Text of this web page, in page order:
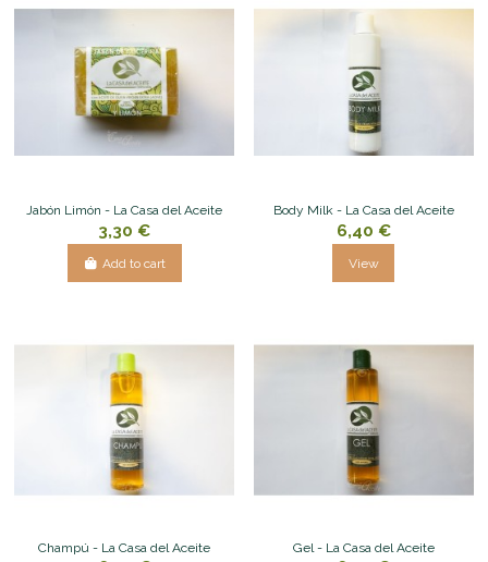
Jabón Limón - La Casa del Aceite
3,30 €
Add to cart
Body Milk - La Casa del Aceite
6,40 €
View
Champú - La Casa del Aceite Gel - La Casa del Aceite